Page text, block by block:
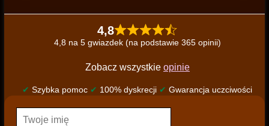
4,8
4,8 na 5 gwiazdek (na podstawie 365 opinii)
Zobacz wszystkie opinie
✔ Szybka pomoc ✔ 100% dyskrecji ✔ Gwarancja uczciwości